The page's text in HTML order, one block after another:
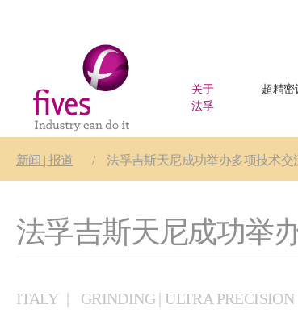
关于
法孚
超精密
新闻 | 报道 法孚吉斯天尼成功举办多项技术交
法孚吉斯天尼成功举
ITALY GRINDING | ULTRA PRECISION